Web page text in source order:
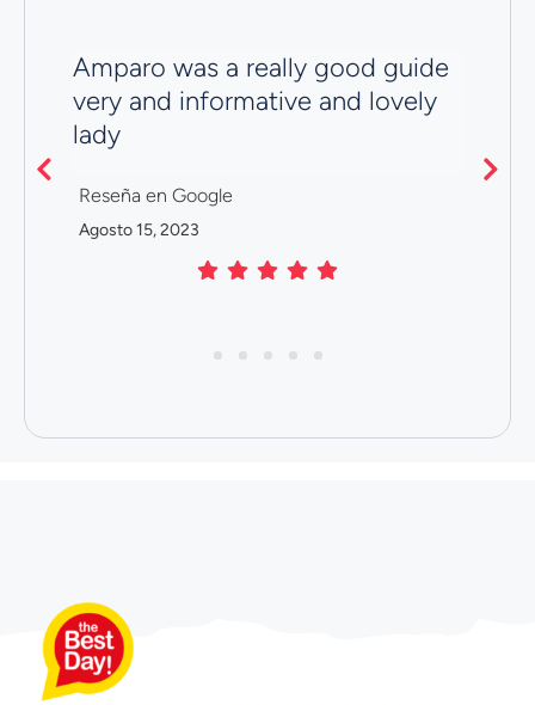
Amparo was a really good guide
very and informative and lovely
lady
Reseña en Google
Agosto 15, 2023